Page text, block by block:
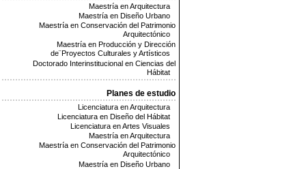
Maestría en Arquitectura
Maestría en Diseño Urbano
Maestría en Conservación del Patrimonio
Arquitectónico
Maestría en Producción y Dirección
de¨Proyectos Culturales y Artísticos
Doctorado Interinstitucional en Ciencias del
Hábitat
Planes de estudio
Licenciatura en Arquitectura
Licenciatura en Diseño del Hábitat
Licenciatura en Artes Visuales
Maestría en Arquitectura
Maestría en Conservación del Patrimonio
Arquitectónico
Maestría en Diseño Urbano